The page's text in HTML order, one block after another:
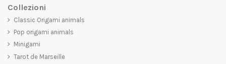
Collezioni
Classic Origami animals
Pop origami animals
Minigami
Tarot de Marseille